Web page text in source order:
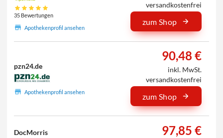
35 Bewertungen
Apothekenprofil ansehen
versandkostenfrei
zum Shop
pzn24.de
Apothekenprofil ansehen
90,48 €
inkl. MwSt.
versandkostenfrei
zum Shop
DocMorris 97,85 €